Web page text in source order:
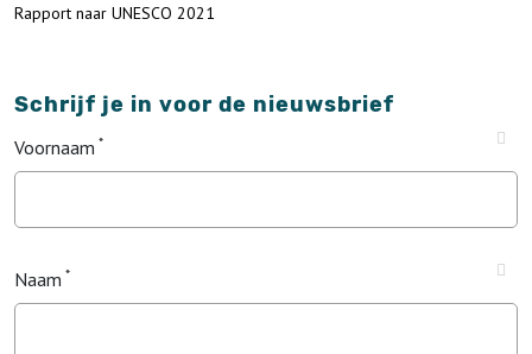
Rapport naar UNESCO 2021
Schrijf je in voor de nieuwsbrief
Voornaam
Naam